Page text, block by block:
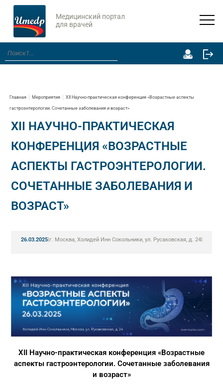
Медицинский портал
для врачей
Главная Мероприятия XII Научно-практическая конференция «Возрастные аспекты
гастроэнтерологии. Сочетанные заболевания и возраст»
XII НАУЧНО-ПРАКТИЧЕСКАЯ
КОНФЕРЕНЦИЯ «ВОЗРАСТНЫЕ
АСПЕКТЫ ГАСТРОЭНТЕРОЛОГИИ.
СОЧЕТАННЫЕ ЗАБОЛЕВАНИЯ И
ВОЗРАСТ»
26.03.2025|г. Москва, Холидей Инн Сокольники, ул. Русаковская, д. 24|
XII Научно-практическая конференция «Возрастные
аспекты гастроэнтерологии. Сочетанные заболевания
и возраст»